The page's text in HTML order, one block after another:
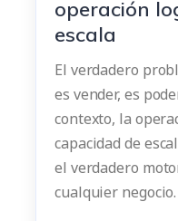
operación
escala
El verdadero
es vender, es
contexto, la
capacidad de
el verdadero
cualquier